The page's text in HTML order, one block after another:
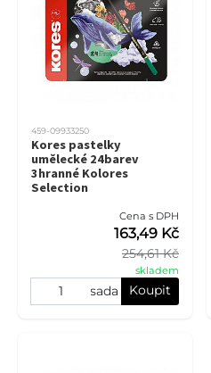
459-09933250
Kores pastelky
umělecké 24barev
3hranné Kolores
Selection
Cena s DPH
254,61 Kč
163,49 Kč
skladem
sada Koupit